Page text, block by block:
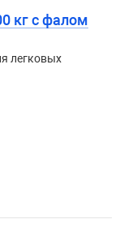
кг c фалом
легковых